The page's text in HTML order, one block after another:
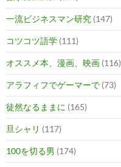
一流ビジネスマン研究 (147)
コツコツ語学 (111)
オススメ本、漫画、映画 (116)
アラフィフでゲーマーで (73)
徒然なるままに (165)
旦シャリ (117)
100を切る男 (174)